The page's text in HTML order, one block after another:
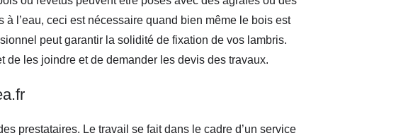
l’eau, ceci est nécessaire quand bien même le bois est
peut garantir la solidité de fixation de vos lambris.
de les joindre et de demander les devis des travaux.
prestataires. Le travail se fait dans le cadre d’un service